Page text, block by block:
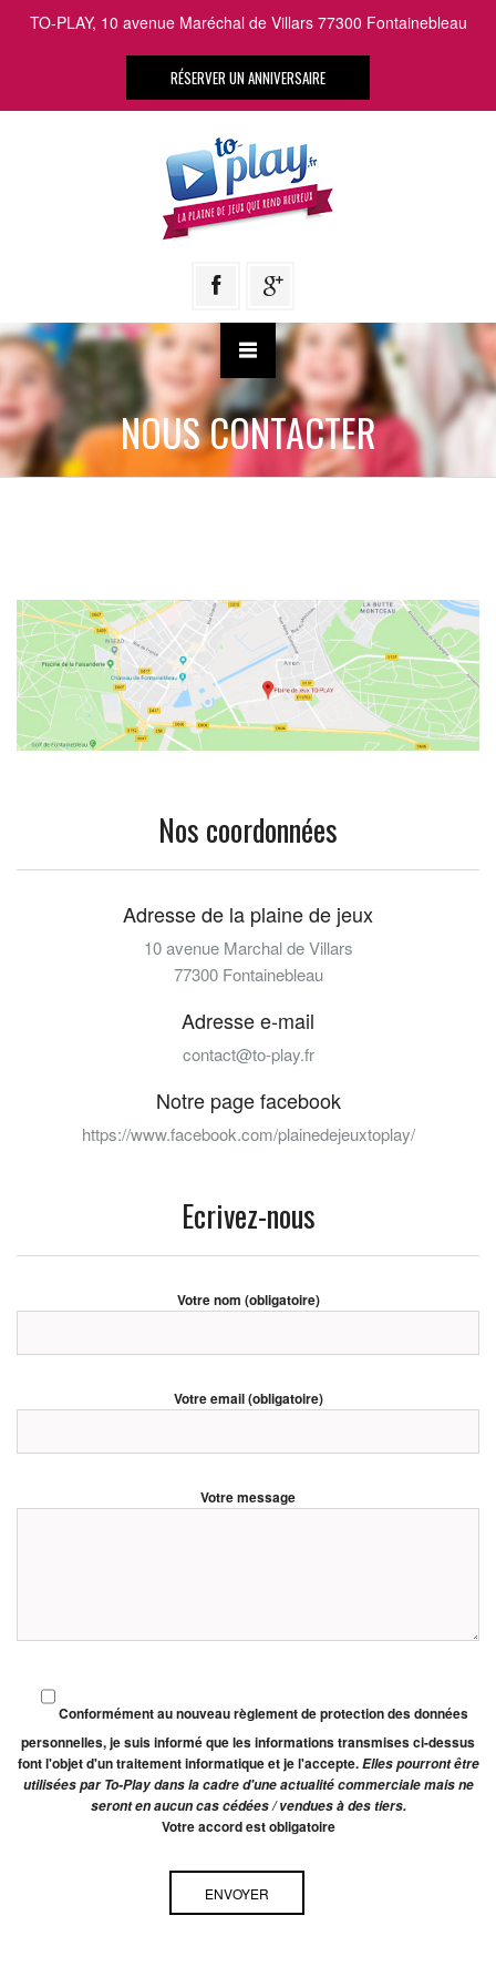
TO-PLAY, 10 avenue Maréchal de Villars 77300 Fontainebleau
RÉSERVER UN ANNIVERSAIRE
NOUS CONTACTER
Nos coordonnées
Adresse de la plaine de jeux
10 avenue Marchal de Villars
77300 Fontainebleau
Adresse e-mail
contact@to-play.fr
Notre page facebook
https://www.facebook.com/plainedejeuxtoplay/
Ecrivez-nous
Votre nom (obligatoire)
Votre email (obligatoire)
Votre message
Conformément au nouveau règlement de protection des données
personnelles, je suis informé que les informations transmises ci-dessus
font l'objet d'un traitement informatique et je l'accepte.Elles pourront être
utilisées par To-Play dans la cadre d'une actualité commerciale mais ne
seront en aucun cas cédées / vendues à des tiers.
Votre accord est obligatoire